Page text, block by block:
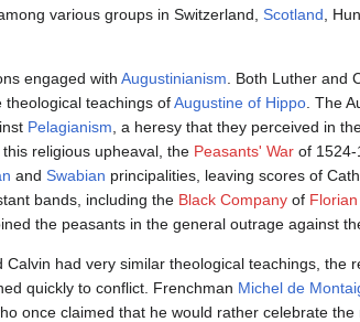
various groups in Switzerland, Scotland ,
engaged with Augustinianism . Both Luther and
theological teachings ofAugustine of Hippo . The
Pelagianism , a heresy that they perceived in
religious upheaval, the Peasants' War of 1524-
and Swabian principalities, leaving scores of
bands, including the Black Company of
the peasants in the general outrage against
Calvin had very similar theological teachings, the
quickly to conflict. Frenchman Michel de
once claimed that he would rather celebrate the